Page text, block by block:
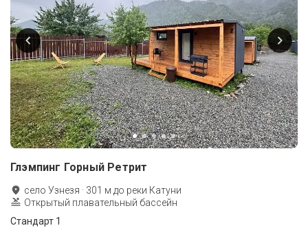
Глэмпинг Горный Ретрит
село Узнезя · 301 м до реки Катуни
Открытый плавательный бассейн
Стандарт 1